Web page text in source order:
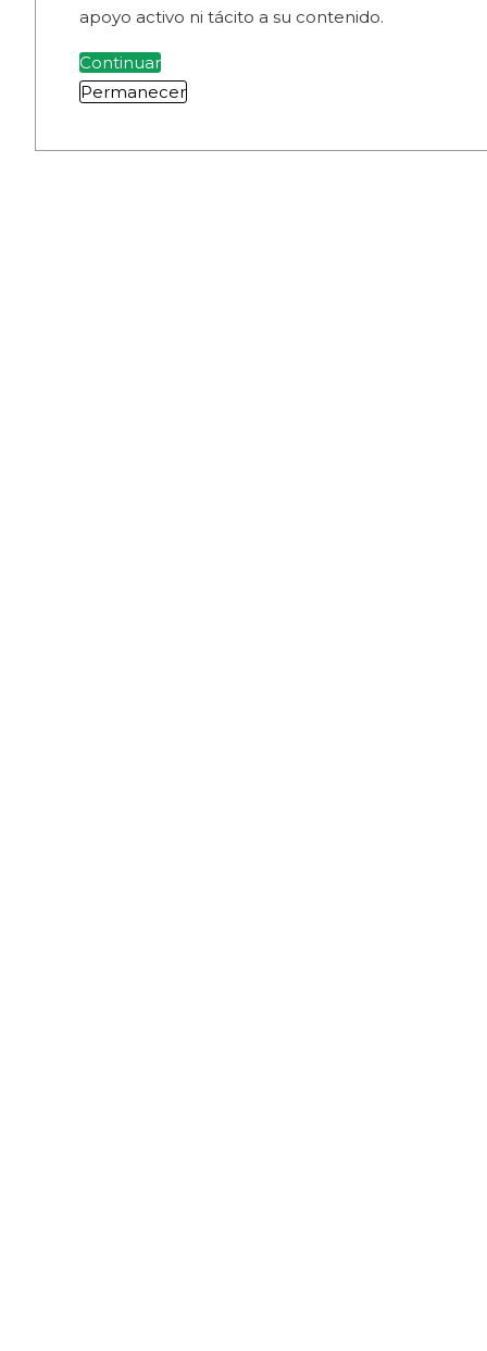
apoyo activo ni tácito a su contenido.
Continuar
Permanecer